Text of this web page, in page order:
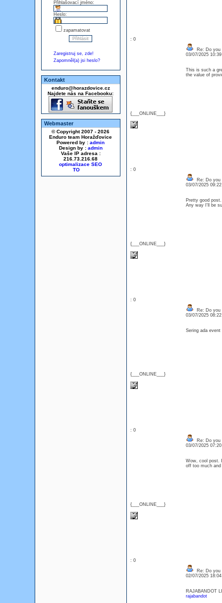
Přihlašovací jméno:
Heslo:
zapamatovat
Zaregistruj se, zde!
Zapomněl(a) jsi heslo?
Kontakt
enduro@horazdovice.cz
Najdete nás na Facebooku:
Webmaster
© Copyright 2007 - 2026
Enduro team Horažďovice
Powered by : admin
Design by : admin
Vaše IP adresa :
216.73.216.68
optimalizace SEO
: 0
{___ONLINE___}
Re: Do you
03/07/2025
This is such a
the value of
: 0
{___ONLINE___}
Re: Do you
03/07/2025
Pretty good
Any way I'll be
: 0
{___ONLINE___}
Re: Do you
03/07/2025
Sering ada
: 0
{___ONLINE___}
Re: Do you
03/07/2025
Wow, cool post.
off too much
: 0
Re: Do you
02/07/2025
RAJABANDOT
rajabandot